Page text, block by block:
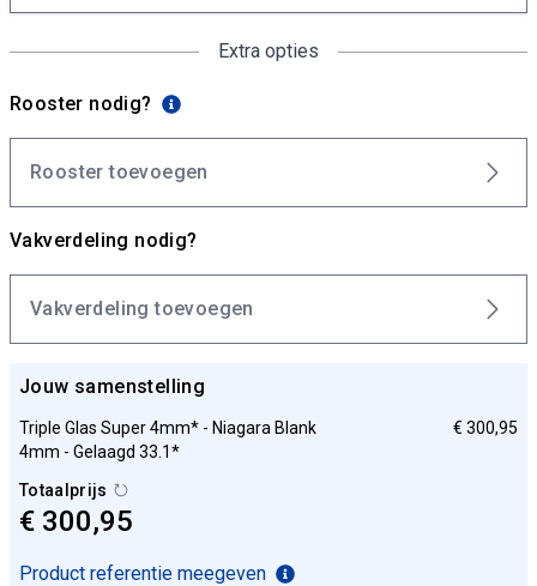
Extra opties
Rooster nodig?
Rooster toevoegen
Vakverdeling nodig?
Vakverdeling toevoegen
Jouw samenstelling
Triple Glas Super 4mm* - Niagara Blank
4mm - Gelaagd 33.1*
€ 300,95
Totaalprijs
€ 300,95
Product referentie meegeven